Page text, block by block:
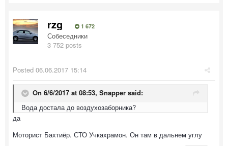
rzg 1 672
Собеседники
3 752 posts
Posted 06.06.2017 15:14
On 6/6/2017 at 08:53, Snapper said:
Вода достала до воздухозаборника?
да
Моторист Бахтиёр. СТО Учкахрамон. Он там в дальнем углу